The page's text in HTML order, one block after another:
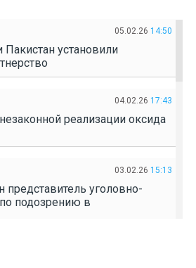
05.02.26 14:50
Пакистан установили
04.02.26 17:43
реализации оксида
03.02.26 15:13
уголовно-
подозрению в